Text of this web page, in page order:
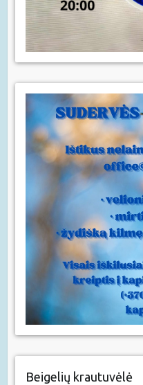
Beigelių krautuvėlė